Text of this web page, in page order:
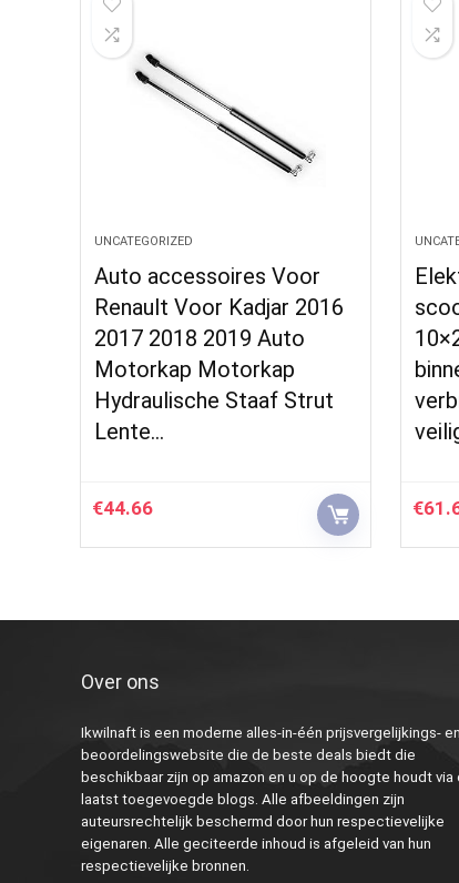
UNCATEGORIZED
Auto accessoires Voor
Renault Voor Kadjar 2016
2017 2018 2019 Auto
Motorkap Motorkap
Hydraulische Staaf Strut
Lente…
€44.66 €
Over ons
Ikwilnaft is een moderne alles-in-één prijsvergelijkings- en
beoordelingswebsite die de beste deals biedt die
beschikbaar zijn op amazon en u op de hoogte houdt via
laatst toegevoegde blogs. Alle afbeeldingen zijn
auteursrechtelijk beschermd door hun respectievelijke
eigenaren. Alle geciteerde inhoud is afgeleid van hun
respectievelijke bronnen.